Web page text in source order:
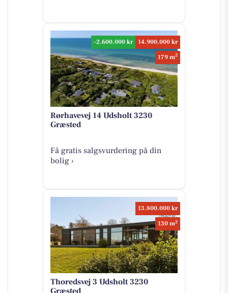
-2.600.000 kr
14.900.000 kr
179 m2
Rørhavevej 14 Udsholt 3230
Græsted
Få gratis salgsvurdering på din
bolig ›
13.800.000 kr
130 m2
Thoredsvej 3 Udsholt 3230